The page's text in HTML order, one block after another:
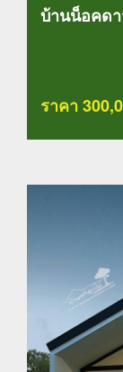
บ้านน็อคดา
ราคา